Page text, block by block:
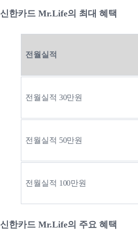
신한카드 Mr.Life의 최대 혜택
전월실적
전월실적 30만원
전월실적 50만원
전월실적 100만원
신한카드 Mr.Life의 주요 혜택